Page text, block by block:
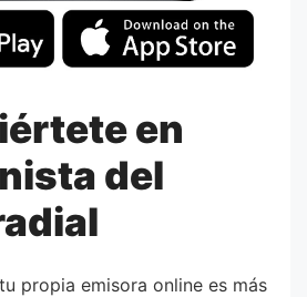
en
del
propia emisora online es más